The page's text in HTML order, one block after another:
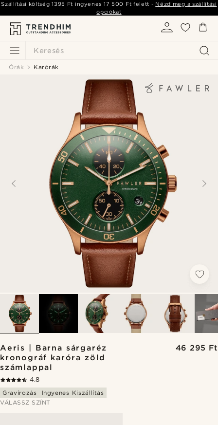
Keresés
Szállítási költség1395 Ft ingyenes 17 500 Ft felett - Nézd meg a szállítási
opciókat
Órák Karórák
Aeris | Barna sárgaréz
kronográf karóra zöld
számlappal
46 295 Ft
4.8
Gravírozás
Ingyenes Kiszállítás
VÁLASSZ SZÍNT